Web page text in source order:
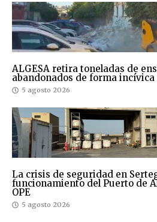
ALGESA retira toneladas de
abandonados de forma
5 agosto 2026
La crisis de seguridad en
funcionamiento del Puerto de
OPE
5 agosto 2026